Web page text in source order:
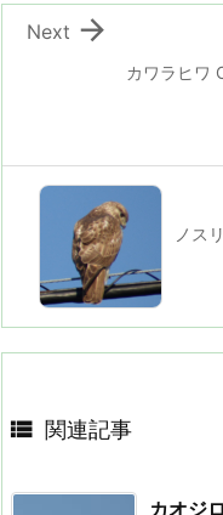
カワラヒワ

Next
ノス
 関連記事
カオジ